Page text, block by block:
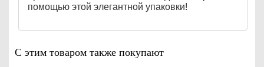
помощью этой элегантной упаковки!
С этим товаром также покупают